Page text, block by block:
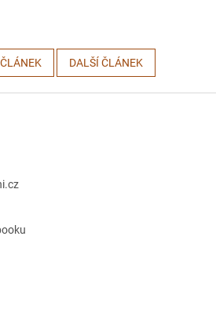
DALŠÍ ČLÁNEK